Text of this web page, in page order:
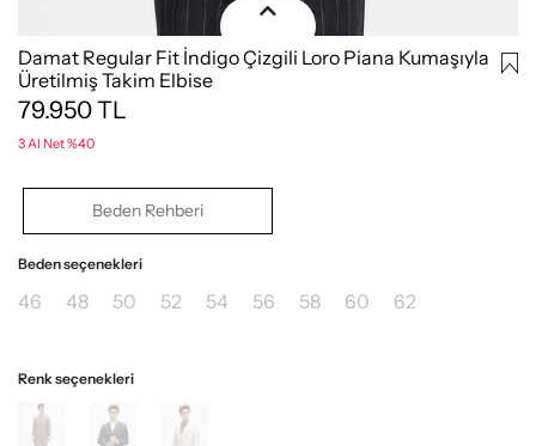
Damat Regular Fit İndigo Çizgili Loro Piana Kumaşıyla
Üretilmiş Takim Elbise
79.950TL
3 Al Net %40
Beden Rehberi
Beden seçenekleri
46 48 50 52 54 56 58 60 62
Renk seçenekleri